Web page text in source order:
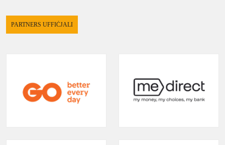
PARTNERS UFFIĊJALI